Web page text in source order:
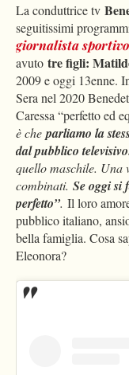
La conduttrice tv
seguitissimi
giornalista
avuto tre figli:
2009 e oggi 13enne.
Sera nel 2020
Caressa “perfetto ed
è cheparliamo la
dal pubblico
quello maschile. Una
combinati. Se oggi si
perfetto”. Il loro
pubblico italiano,
bella famiglia. Cosa
Eleonora?